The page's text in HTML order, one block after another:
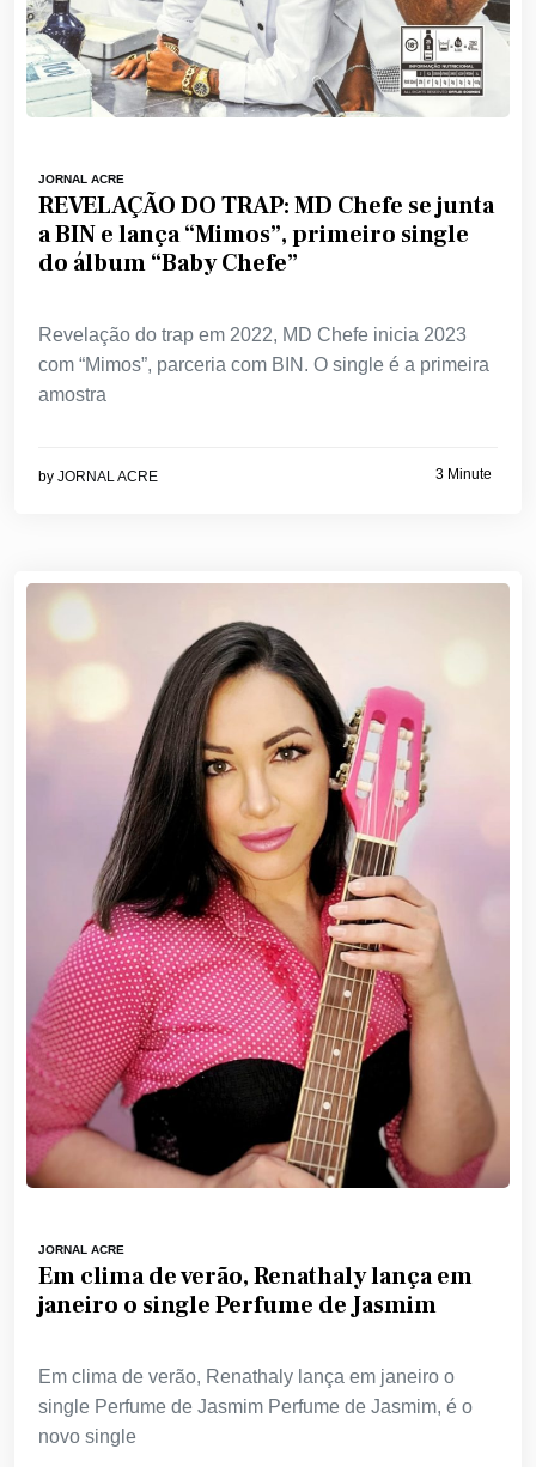
JORNAL ACRE
REVELAÇÃO DO TRAP: MD Chefe se junta
a BIN e lança “Mimos”, primeiro single
do álbum “Baby Chefe”
Revelação do trap em 2022, MD Chefe inicia 2023
com “Mimos”, parceria com BIN. O single é a primeira
amostra
by JORNAL ACRE 3 Minute
JORNAL ACRE
Em clima de verão, Renathaly lança em
janeiro o single Perfume de Jasmim
Em clima de verão, Renathaly lança em janeiro o
single Perfume de Jasmim Perfume de Jasmim, é o
novo single